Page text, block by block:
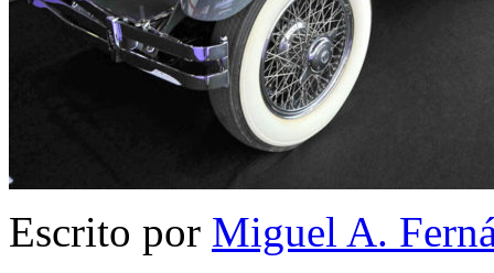
Escrito por Miguel A.